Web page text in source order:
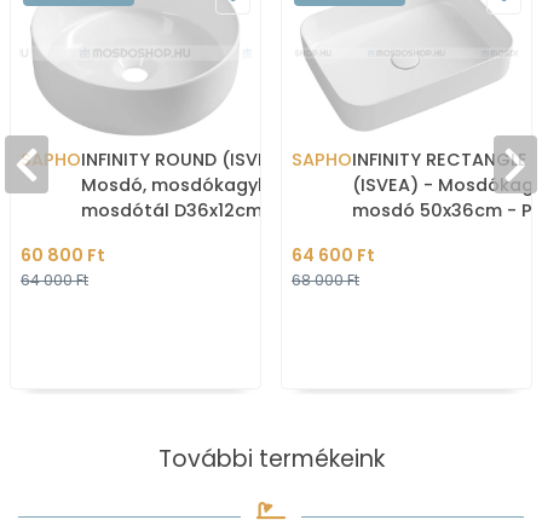
SAPHOINFINITY ROUND (ISVEA) -
Mosdó, mosdókagyló,
mosdótál D36x12cm -
bútorra ültethető
60 800 Ft
64 000 Ft
SAPHOINFINITY RECTANGLE
(ISVEA) -
mosdó 50x36cm -
Kerámia
64 600 Ft
68 000 Ft
További termékeink